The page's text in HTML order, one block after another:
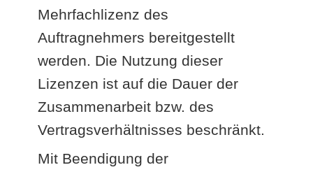
Mehrfachlizenz des
Auftragnehmers bereitgestellt
werden. Die Nutzung dieser
Lizenzen ist auf die Dauer der
Zusammenarbeit bzw. des
Vertragsverhältnisses beschränkt.
Mit Beendigung der